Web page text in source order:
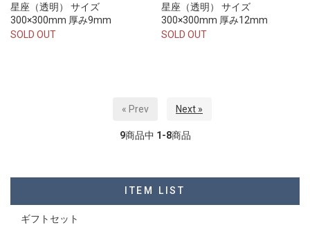
星座（透明） サイズ
300×300mm 厚み9mm
SOLD OUT
星座（透明） サイズ
300×300mm 厚み12mm
SOLD OUT
« Prev Next »
9商品中 1-8商品
ITEM LIST
ギフトセット